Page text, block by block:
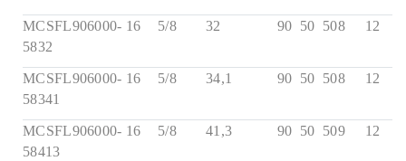
MCSFL906000-
5832
16 5/8 32 90 50 508 12
MCSFL906000-
58341
16 5/8 34,1 90 50 508 12
MCSFL906000-
58413
16 5/8 41,3 90 50 509 12